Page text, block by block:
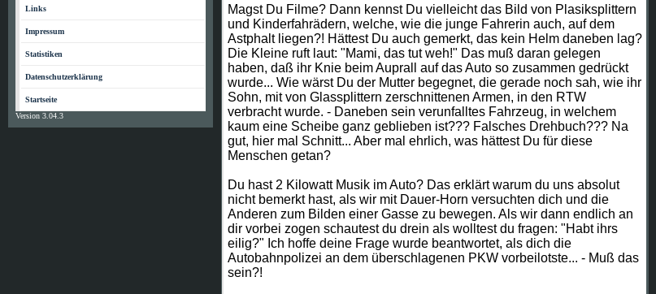
Links
Impressum
Statistiken
Datenschutzerklärung
Startseite
Version 3.04.3
Magst Du Filme? Dann kennst Du vielleicht das Bild von Plasiksplittern
und Kinderfahrädern, welche, wie die junge Fahrerin auch, auf dem
Astphalt liegen?! Hättest Du auch gemerkt, das kein Helm daneben lag?
Die Kleine ruft laut: "Mami, das tut weh!" Das muß daran gelegen
haben, daß ihr Knie beim Auprall auf das Auto so zusammen gedrückt
wurde... Wie wärst Du der Mutter begegnet, die gerade noch sah, wie ihr
Sohn, mit von Glassplittern zerschnittenen Armen, in den RTW
verbracht wurde. - Daneben sein verunfalltes Fahrzeug, in welchem
kaum eine Scheibe ganz geblieben ist??? Falsches Drehbuch??? Na
gut, hier mal Schnitt... Aber mal ehrlich, was hättest Du für diese
Menschen getan?
Du hast 2 Kilowatt Musik im Auto? Das erklärt warum du uns absolut
nicht bemerkt hast, als wir mit Dauer-Horn versuchten dich und die
Anderen zum Bilden einer Gasse zu bewegen. Als wir dann endlich an
dir vorbei zogen schautest du drein als wolltest du fragen: "Habt ihrs
eilig?" Ich hoffe deine Frage wurde beantwortet, als dich die
Autobahnpolizei an dem überschlagenen PKW vorbeilotste... - Muß das
sein?!